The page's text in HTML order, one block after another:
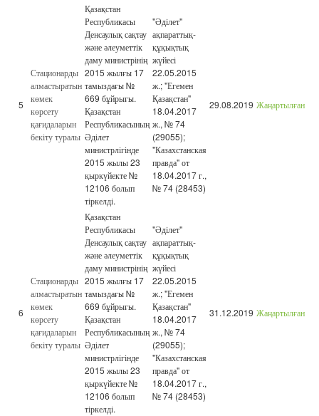
5
Стационарды
алмастыратын
көмек
көрсету
қағидаларын
бекіту туралы
Қазақстан
Республикасы
Денсаулық сақтау
және әлеуметтік
даму министрінің
2015 жылғы 17
тамыздағы №
669 бұйрығы.
Қазақстан
Республикасының
Әділет
министрлігінде
2015 жылы 23
қыркүйекте №
12106 болып
тіркелді.
"Әділет"
ақпараттық-
құқықтық
жүйесі
22.05.2015
ж.; "Егемен
Қазақстан"
18.04.2017
ж., № 74
(29055);
"Казахстанская
правда" от
18.04.2017 г.,
№ 74 (28453)
29.08.2019 Жаңартылған
6
Стационарды
алмастыратын
көмек
көрсету
қағидаларын
бекіту туралы
Қазақстан
Республикасы
Денсаулық сақтау
және әлеуметтік
даму министрінің
2015 жылғы 17
тамыздағы №
669 бұйрығы.
Қазақстан
Республикасының
Әділет
министрлігінде
2015 жылы 23
қыркүйекте №
12106 болып
тіркелді.
"Әділет"
ақпараттық-
құқықтық
жүйесі
22.05.2015
ж.; "Егемен
Қазақстан"
18.04.2017
ж., № 74
(29055);
"Казахстанская
правда" от
18.04.2017 г.,
№ 74 (28453)
31.12.2019 Жаңартылған